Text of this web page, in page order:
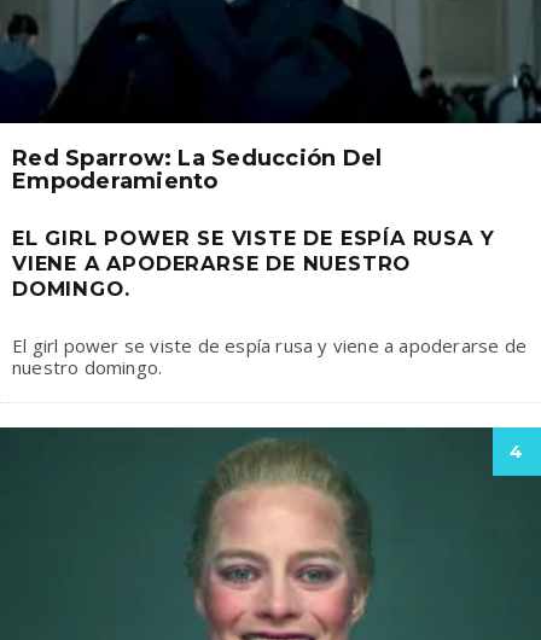
Red Sparrow: La Seducción Del
Empoderamiento
EL GIRL POWER SE VISTE DE ESPÍA RUSA Y
VIENE A APODERARSE DE NUESTRO
DOMINGO.
El girl power se viste de espía rusa y viene a apoderarse de
nuestro domingo.
4